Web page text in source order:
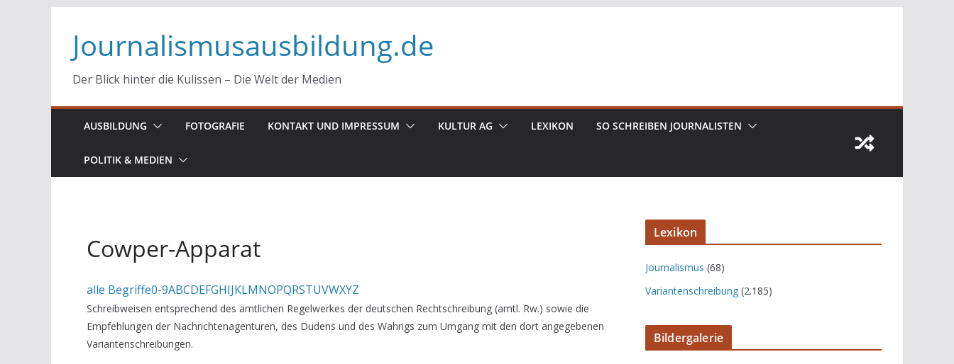
Inhalt
springen
Journalismusausbildung.de
Der Blick hinter die Kulissen – Die Welt der Medien
AUSBILDUNG FOTOGRAFIE KONTAKT UND IMPRESSUM KULTUR AG LEXIKON SO SCHREIBEN JOURNALISTEN
POLITIK & MEDIEN
Cowper-Apparat
alle Begriffe0-9ABCDEFGHIJKLMNOPQRSTUVWXYZ
Schreibweisen entsprechend des amtlichen Regelwerkes der deutschen Rechtschreibung (amtl. Rw.) sowie die
Empfehlungen der Nachrichtenagenturen, des Dudens und des Wahrigs zum Umgang mit den dort angegebenen
Variantenschreibungen.
Lexikon
Journalismus (68)
Variantenschreibung (2.185)
Bildergalerie